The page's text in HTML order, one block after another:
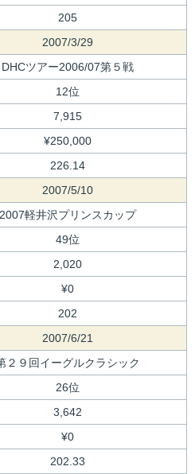
205
2007/3/29
DHCツアー2006/07第５戦
12位
7,915
¥250,000
226.14
2007/5/10
2007軽井沢プリンスカップ
49位
2,020
¥0
202
2007/6/21
２９回イーグルクラシック
26位
3,642
¥0
202.33